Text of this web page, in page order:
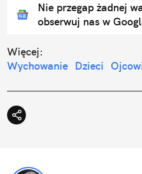
Nie przegap żadnej
obserwuj nas w
Więcej:
Wychowanie Dzieci